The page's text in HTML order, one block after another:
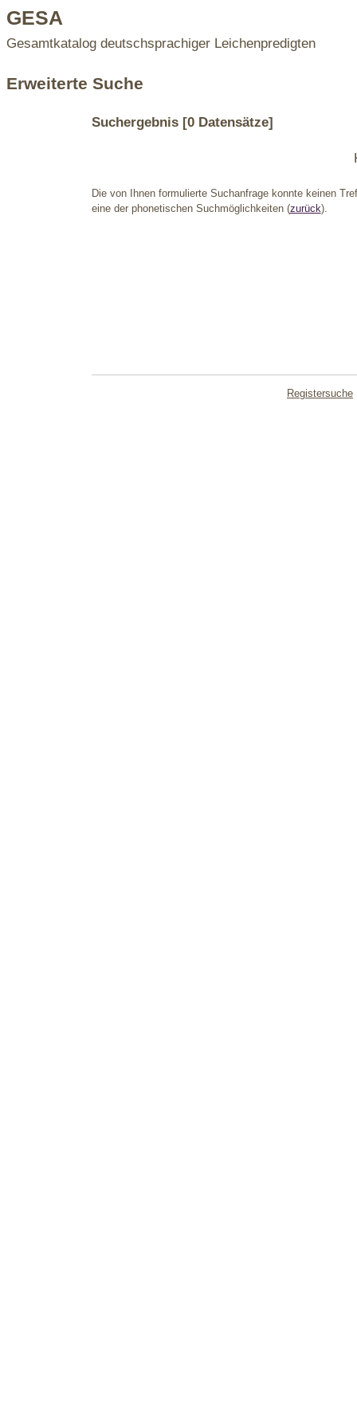
GESA
Gesamtkatalog deutschsprachiger Leichenpredigten
Erweiterte Suche
Suchergebnis[0 Datensätze]
Die von Ihnen formulierte Suchanfrage konnte keinen
eine der phonetischen Suchmöglichkeiten (zurück).
Registersuche